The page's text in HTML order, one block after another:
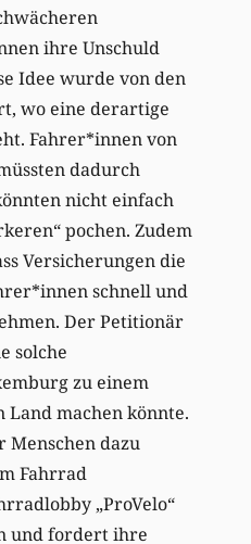
ihre Unschuld
Idee wurde von den
wo eine derartige
Fahrer*innen von
dadurch
nicht einfach
pochen. Zudem
Versicherungen die
schnell und
Der Petitionär
solche
zu einem
machen könnte.
dazu
Fahrrad
„ProVelo“
und fordert ihre